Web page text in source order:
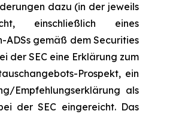
dazu (in der jeweils
einschließlich eines
gemäß dem Securities
der SEC eine Erklärung zum
Prospekt, ein
Empfehlungserklärung als
der SEC eingereicht. Das